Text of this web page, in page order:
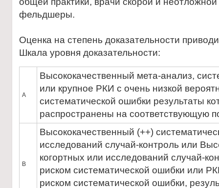
фельдшеры.
Оценка на степень доказательности
Шкала уровня доказательности:
А
Высококачественный мета-анализ,
или крупное РКИ с очень низкой
систематической ошибки результаты
распространены на соответствующую
В
Высококачественный (++)
исследований случай-контроль или
когортных или исследований случай-
риском систематической ошибки или
риском систематической ошибки,